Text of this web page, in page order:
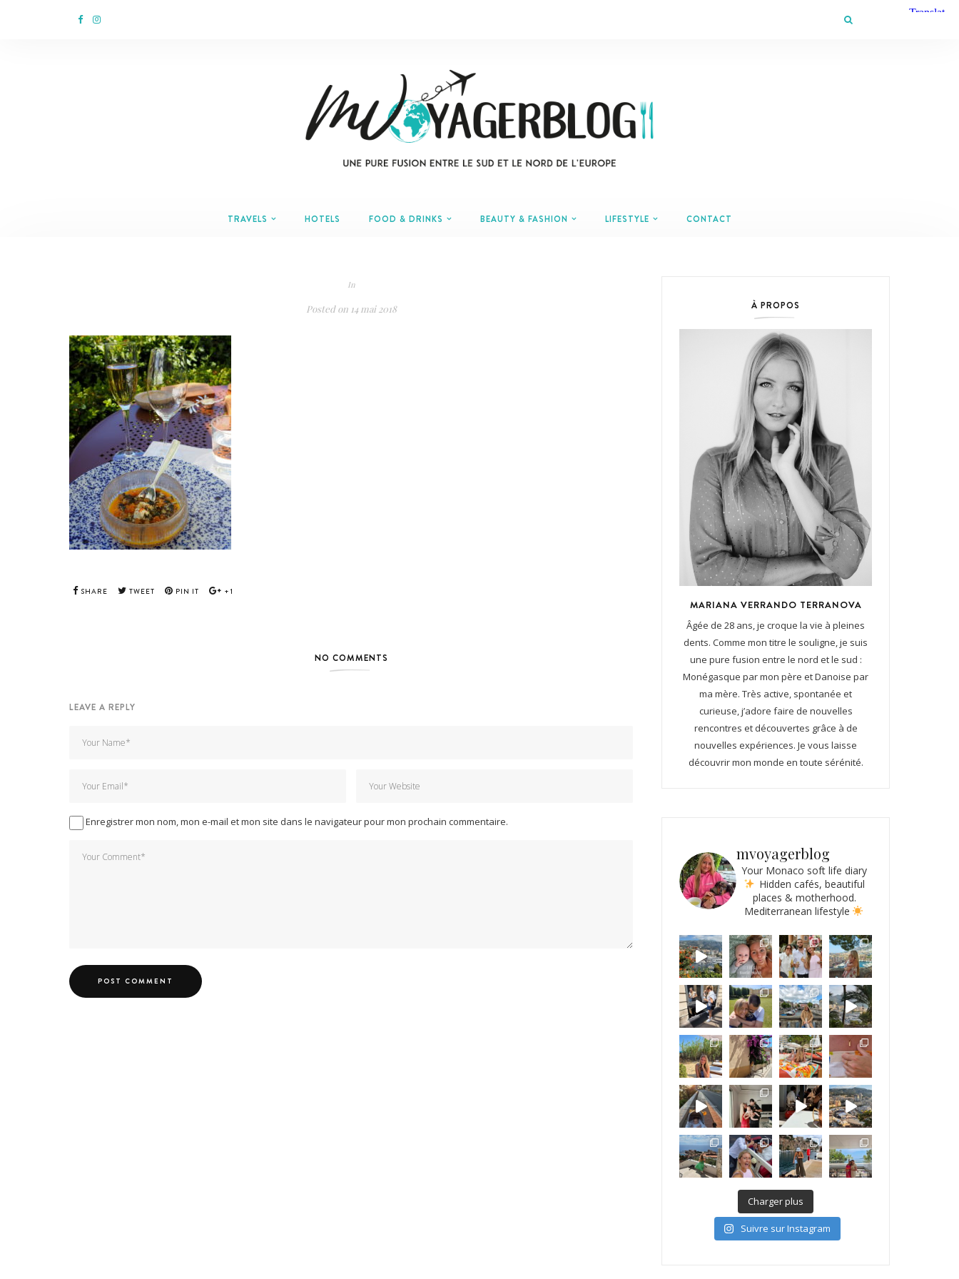
TRAVELS HOTELS FOOD & DRINKS BEAUTY & FASHION LIFESTYLE CONTACT
In
Posted on14 mai 2018
SHARE TWEET PIN IT +1
NO COMMENTS
LEAVE A REPLY
Enregistrer mon nom, mon e-mail et mon site dans le navigateur pour mon prochain commentaire.
À PROPOS
MARIANA VERRANDO TERRANOVA
Âgée de 28 ans, je croque la vie à pleines
dents. Comme mon titre le souligne, je suis
une pure fusion entre le nord et le sud :
Monégasque par mon père et Danoise par
ma mère. Très active, spontanée et
curieuse, j’adore faire de nouvelles
rencontres et découvertes grâce à de
nouvelles expériences. Je vous laisse
découvrir mon monde en toute sérénité.
mvoyagerblog
Your Monaco soft life diary
Hidden cafés, beautiful
places & motherhood.
Mediterranean lifestyle
Charger plus
Suivre sur Instagram